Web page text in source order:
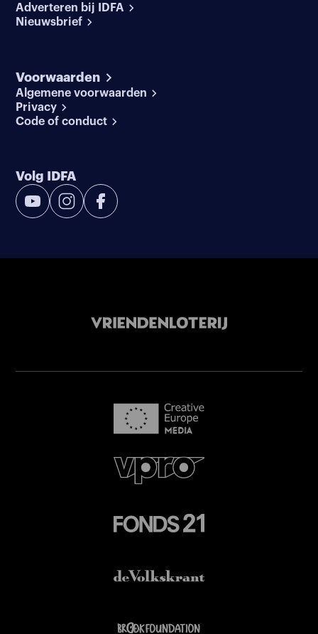
Adverteren bij IDFA
Nieuwsbrief
Voorwaarden
Algemene voorwaarden
Privacy
Code of conduct
Volg IDFA